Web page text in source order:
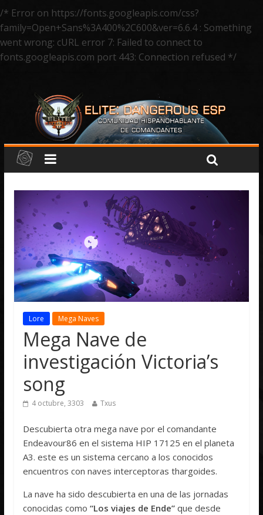
/* Error on https://fonts.googleapis.com/css?
family=Open+Sans%3A400%2C600&ver=6.6.4 : Something
went wrong: cURL error 7: Failed to connect to
fonts.googleapis.com port 443: Connection refused */
Lore Mega Naves
Mega Nave de
investigación Victoria’s
song
4 octubre, 3303 Txus
Descubierta otra mega nave por el comandante
Endeavour86 en el sistema HIP 17125 en el planeta
A3. este es un sistema cercano a los conocidos
encuentros con naves interceptoras thargoides.
La nave ha sido descubierta en una de las jornadas
conocidas como“Los viajes de Ende”que desde